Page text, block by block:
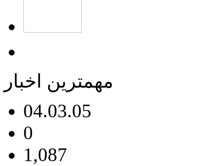
مهمترین اخبار
04.03.05
0
1,087